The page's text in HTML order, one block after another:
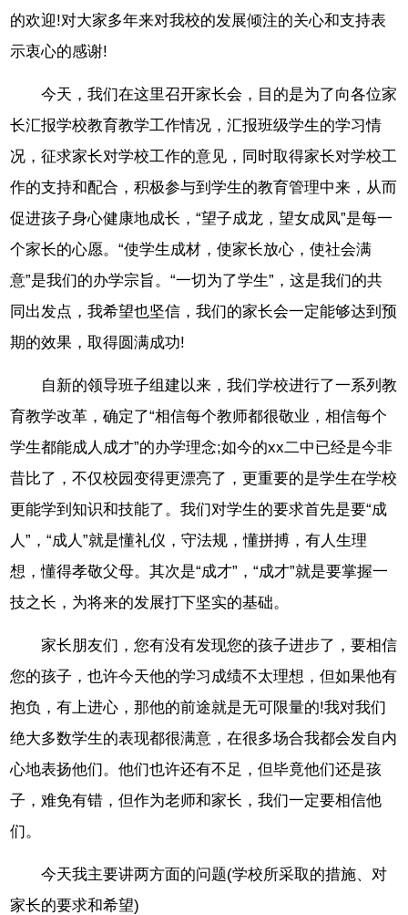
的欢迎!对大家多年来对我校的发展倾注的关心和支持表
示衷心的感谢!
今天，我们在这里召开家长会，目的是为了向各位家
长汇报学校教育教学工作情况，汇报班级学生的学习情
况，征求家长对学校工作的意见，同时取得家长对学校工
作的支持和配合，积极参与到学生的教育管理中来，从而
促进孩子身心健康地成长，“望子成龙，望女成凤”是每一
个家长的心愿。“使学生成材，使家长放心，使社会满
意”是我们的办学宗旨。“一切为了学生”，这是我们的共
同出发点，我希望也坚信，我们的家长会一定能够达到预
期的效果，取得圆满成功!
自新的领导班子组建以来，我们学校进行了一系列教
育教学改革，确定了“相信每个教师都很敬业，相信每个
学生都能成人成才”的办学理念;如今的xx二中已经是今非
昔比了，不仅校园变得更漂亮了，更重要的是学生在学校
更能学到知识和技能了。我们对学生的要求首先是要“成
人”，“成人”就是懂礼仪，守法规，懂拼搏，有人生理
想，懂得孝敬父母。其次是“成才”，“成才”就是要掌握一
技之长，为将来的发展打下坚实的基础。
家长朋友们，您有没有发现您的孩子进步了，要相信
您的孩子，也许今天他的学习成绩不太理想，但如果他有
抱负，有上进心，那他的前途就是无可限量的!我对我们
绝大多数学生的表现都很满意，在很多场合我都会发自内
心地表扬他们。他们也许还有不足，但毕竟他们还是孩
子，难免有错，但作为老师和家长，我们一定要相信他
们。
今天我主要讲两方面的问题(学校所采取的措施、对
家长的要求和希望)